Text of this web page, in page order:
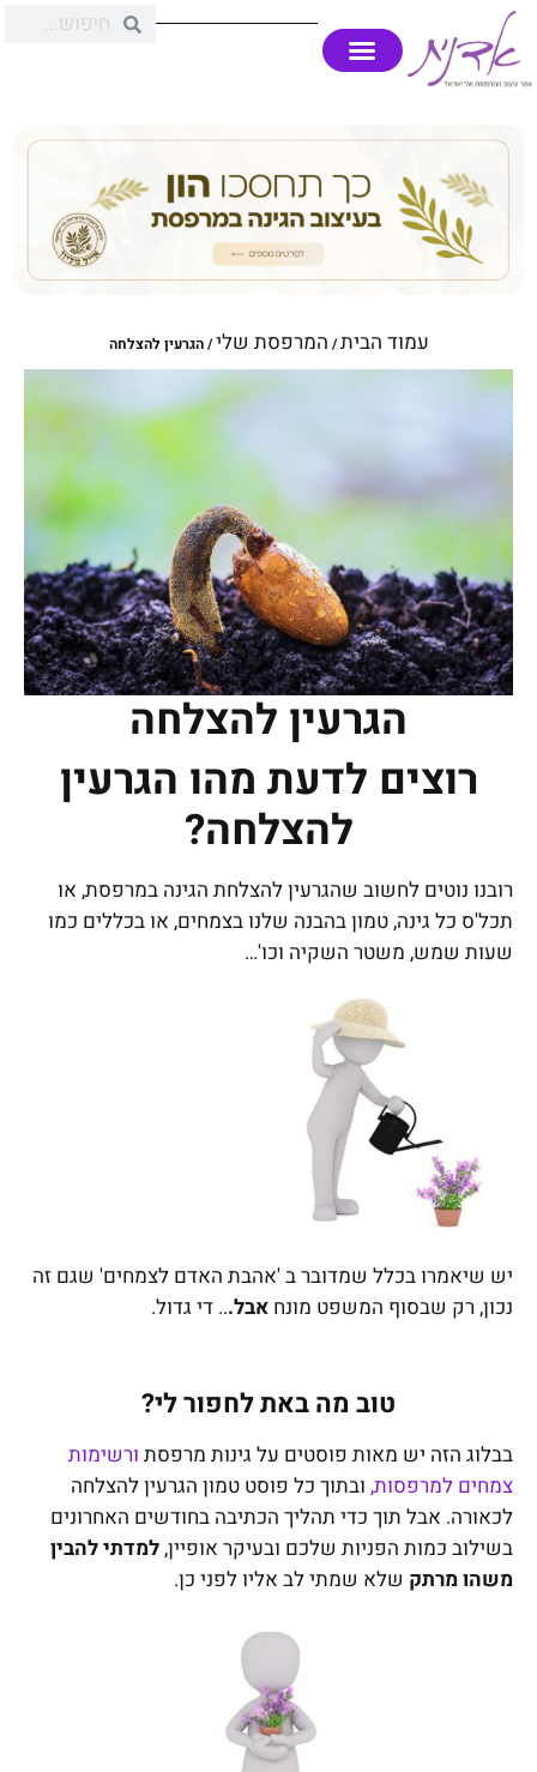
עמוד הבית/ המרפסת שלי/ הגרעין להצלחה
הגרעין להצלחה
רוצים לדעת מהו הגרעין
להצלחה?
רובנו נוטים לחשוב שהגרעין להצלחת הגינה במרפסת, או
תכל'ס כל גינה, טמון בהבנה שלנו בצמחים, או בכללים כמו
שעות שמש, משטר השקיה וכו'…
יש שיאמרו בכלל שמדובר ב 'אהבת האדם לצמחים' שגם זה
נכון, רק שבסוף המשפט מונח אבל... די גדול.
טוב מה באת לחפור לי?
בבלוג הזה יש מאות פוסטים על גינות מרפסת ורשימות
צמחים למרפסות, ובתוך כל פוסט טמון הגרעין להצלחה
לכאורה. אבל תוך כדי תהליך הכתיבה בחודשים האחרונים
בשילוב כמות הפניות שלכם ובעיקר אופיין,למדתי להבין
משהו מרתק שלא שמתי לב אליו לפני כן.